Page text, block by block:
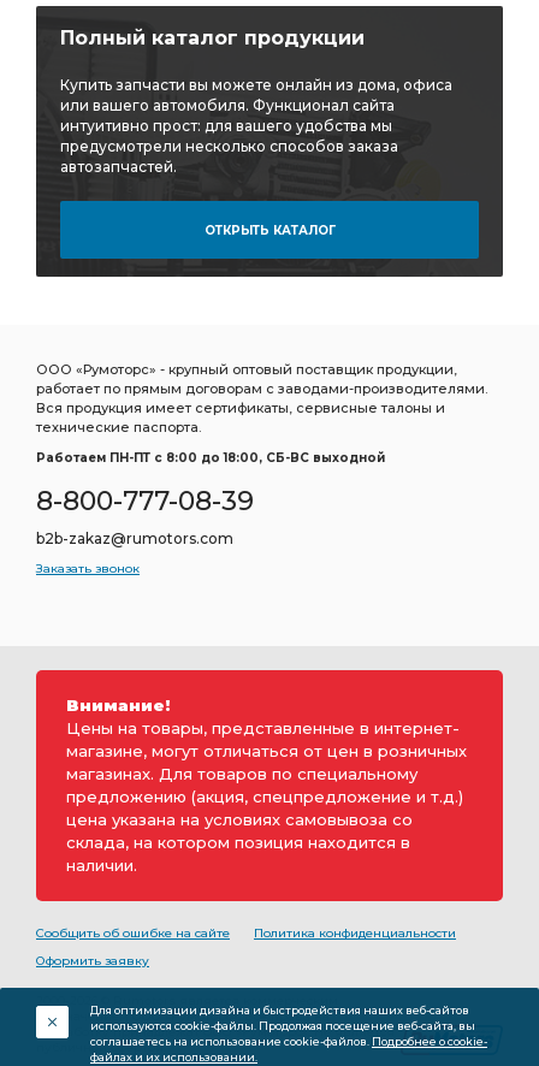
Полный каталог продукции
Купить запчасти вы можете онлайн из дома, офиса
или вашего автомобиля. Функционал сайта
интуитивно прост: для вашего удобства мы
предусмотрели несколько способов заказа
автозапчастей.
ОТКРЫТЬ КАТАЛОГ
ООО «Румоторс» - крупный оптовый поставщик продукции,
работает по прямым договорам с заводами-производителями.
Вся продукция имеет сертификаты, сервисные талоны и
технические паспорта.
Работаем ПН-ПТ c 8:00 до 18:00, СБ-ВС выходной
8-800-777-08-39
b2b-zakaz@rumotors.com
Заказать звонок
Внимание!
Цены на товары, представленные в интернет-
магазине, могут отличаться от цен в розничных
магазинах. Для товаров по специальному
предложению (акция, спецпредложение и т.д.)
цена указана на условиях самовывоза со
склада, на котором позиция находится в
наличии.
Сообщить об ошибке на сайте
Политика конфиденциальности
Оформить заявку
обозначением ООО «РуМоторс». Все права на
разработку принадлежат ООО «Румоторс». Не является
публичной офертой.
Для оптимизации дизайна и быстродействия наших веб-сайтов
используются cookie-файлы. Продолжая посещение веб-сайта, вы
соглашаетесь на использование cookie-файлов. Подробнее о cookie-
файлах и их использовании.